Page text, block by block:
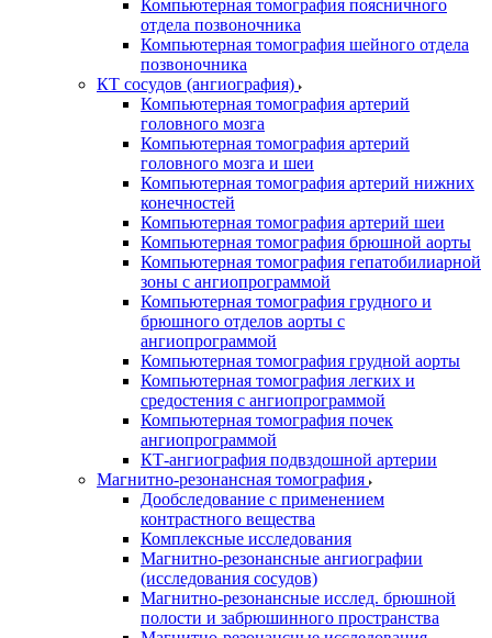
Компьютерная томография поясничного
отдела позвоночника
Компьютерная томография шейного отдела
позвоночника
КТ сосудов (ангиография)
Компьютерная томография артерий
головного мозга
Компьютерная томография артерий
головного мозга и шеи
Компьютерная томография артерий нижних
конечностей
Компьютерная томография артерий шеи
Компьютерная томография брюшной аорты
Компьютерная томография гепатобилиарной
зоны с ангиопрограммой
Компьютерная томография грудного и
брюшного отделов аорты с
ангиопрограммой
Компьютерная томография грудной аорты
Компьютерная томография легких и
средостения с ангиопрограммой
Компьютерная томография почек
ангиопрограммой
КТ-ангиография подвздошной артерии
Магнитно-резонансная томография
Дообследование с применением
контрастного вещества
Комплексные исследования
Магнитно-резонансные ангиографии
(исследования сосудов)
Магнитно-резонансные исслед. брюшной
полости и забрюшинного пространства